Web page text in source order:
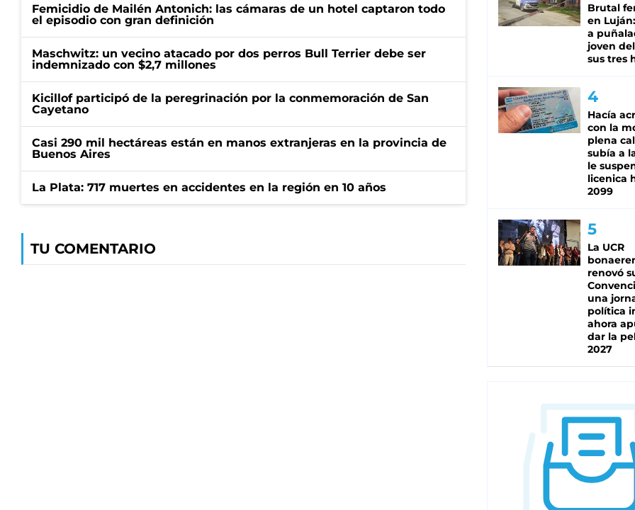
Femicidio de Mailén Antonich: las cámaras de un hotel captaron todo
el episodio con gran definición
Maschwitz: un vecino atacado por dos perros Bull Terrier debe ser
indemnizado con $2,7 millones
Kicillof participó de la peregrinación por la conmemoración de San
Cayetano
Casi 290 mil hectáreas están en manos extranjeras en la provincia de
Buenos Aires
La Plata: 717 muertes en accidentes en la región en 10 años
TU COMENTARIO
Brutal
en
a
joven
sus tres
Hacía
con la
plena
subía a
le
licenica
2099
La UCR
renovó
una
política
ahora
dar la
2027